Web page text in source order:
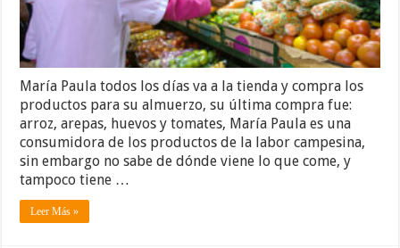
María Paula todos los días va a la tienda y compra los
productos para su almuerzo, su última compra fue:
arroz, arepas, huevos y tomates, María Paula es una
consumidora de los productos de la labor campesina,
sin embargo no sabe de dónde viene lo que come, y
tampoco tiene …
Leer Más »